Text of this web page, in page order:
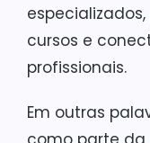
cursos e
profissionais.
Em outras